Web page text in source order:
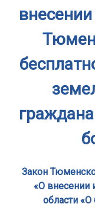
Закон
«О внесении
области